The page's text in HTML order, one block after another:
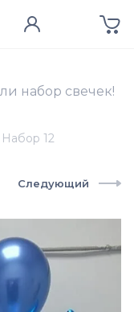
набор свечек!
Набор 12
Следующий